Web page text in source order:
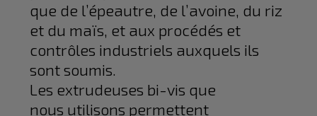
que de l’épeautre, de l’avoine, du riz
et du maïs, et aux procédés et
contrôles industriels auxquels ils
sont soumis.
Les extrudeuses bi-vis que
nous utilisons permettent